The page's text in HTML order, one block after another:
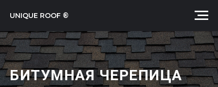
UNIQUE ROOF ®
БИТУМНАЯ ЧЕРЕПИЦА